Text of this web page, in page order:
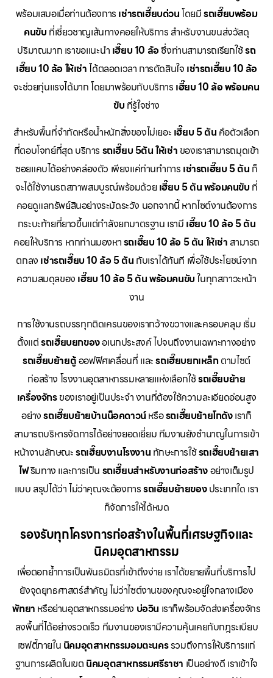
พร้อมเสมอเมื่อท่านต้องการ เช่ารถเฮี๊ยบด่วนโดยมีรถเฮี๊ยบพร้อม
คนขับ ที่เชี่ยวชาญเส้นทางคอยให้บริการ สำหรับงานขนส่งวัสดุ
ปริมาณมาก เราขอแนะนำ เฮี๊ยบ 10 ล้อซึ่งท่านสามารถเรียกใช้รถ
เฮี๊ยบ 10 ล้อ ให้เช่าได้ตลอดเวลา การตัดสินใจ เช่ารถเฮี๊ยบ 10 ล้อ
จะช่วยทุ่นแรงได้มาก โดยมาพร้อมกับบริการ เฮี๊ยบ 10 ล้อ พร้อมคน
ขับ ที่รู้ใจช่าง
สำหรับพื้นที่จำกัดหรือน้ำหนักสิ่งของไม่เยอะ เฮี๊ยบ 5 ตัน คือตัวเลือก
ที่ตอบโจทย์ที่สุด บริการ รถเฮี๊ยบ 5ตัน ให้เช่า ของเราสามารถมุดเข้า
ซอยแคบได้อย่างคล่องตัว เพียงแค่ท่านทำการ เช่ารถเฮี๊ยบ 5 ตัน ก็
จะได้ใช้งานรถสภาพสมบูรณ์พร้อมด้วย เฮี๊ยบ 5 ตัน พร้อมคนขับ ที่
คอยดูแลทรัพย์สินอย่างระมัดระวัง นอกจากนี้ หากไซต์งานต้องการ
กระบะท้ายที่ยาวขึ้นแต่กำลังยกมาตรฐาน เรามี เฮี๊ยบ 10 ล้อ 5 ตัน
คอยให้บริการ หากท่านมองหารถเฮี๊ยบ 10 ล้อ 5 ตัน ให้เช่า สามารถ
ตกลง เช่ารถเฮี๊ยบ 10 ล้อ 5 ตัน กับเราได้ทันที เพื่อใช้ประโยชน์จาก
ความสมดุลของ เฮี๊ยบ 10 ล้อ 5 ตัน พร้อมคนขับในทุกสภาวะหน้า
งาน
การใช้งานรถบรรทุกติดเครนของเรากว้างขวางและครอบคลุม เริ่ม
ตั้งแต่รถเฮี๊ยบยกของอเนกประสงค์ ไปจนถึงงานเฉพาะทางอย่าง
รถเฮี๊ยบย้ายตู้ออฟฟิศเคลื่อนที่ และรถเฮี๊ยบยกเหล็กตามไซต์
ก่อสร้าง โรงงานอุตสาหกรรมหลายแห่งเลือกใช้รถเฮี๊ยบย้าย
เครื่องจักรของเราอยู่เป็นประจำ งานที่ต้องใช้ความละเอียดอ่อนสูง
อย่างรถเฮี๊ยบย้ายบ้านน็อคดาวน์หรือรถเฮี๊ยบย้ายโกดังเราก็
สามารถบริหารจัดการได้อย่างยอดเยี่ยม ทีมงานยังชำนาญในการเข้า
หน้างานลักษณะรถเฮี๊ยบงานโรงงาน ทักษะการใช้รถเฮี๊ยบย้ายเสา
ไฟริมทาง และการเป็น รถเฮี๊ยบสำหรับงานก่อสร้างอย่างเต็มรูป
แบบ สรุปได้ว่า ไม่ว่าคุณจะต้องการรถเฮี๊ยบย้ายของประเภทใด เรา
ก็จัดการให้ได้หมด
รองรับทุกโครงการก่อสร้างในพื้นที่เศรษฐกิจและ
นิคมอุตสาหกรรม
เพื่อตอกย้ำการเป็นพันธมิตรที่เข้าถึงง่าย เราได้ขยายพื้นที่บริการไป
ยังจุดยุทธศาสตร์สำคัญ ไม่ว่าไซต์งานของคุณจะอยู่ใจกลางเมือง
พัทยา หรือย่านอุตสาหกรรมอย่าง บ่อวิน เราก็พร้อมจัดส่งเครื่องจักร
ลงพื้นที่ได้อย่างรวดเร็ว ทีมงานของเรามีความคุ้นเคยกับกฎระเบียบ
เซฟตี้ภายใน นิคมอุตสาหกรรมอมตะนครรวมถึงการให้บริการแก่
ฐานการผลิตในเขต นิคมอุตสาหกรรมศรีราชา เป็นอย่างดี เราเข้าใจ